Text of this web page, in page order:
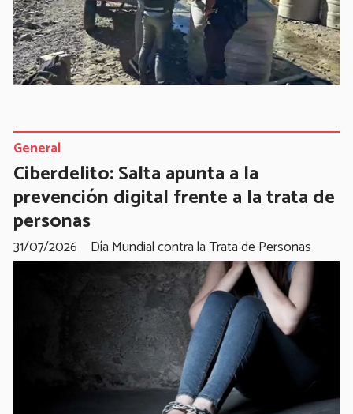
Ciberdelito: Salta apunta a la
prevención digital frente a la trata de
personas
Día Mundial contra la Trata de Personas
General
31/07/2026